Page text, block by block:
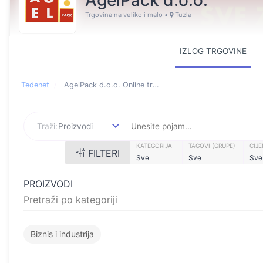
Trgovina na veliko i malo • Tuzla
IZLOG TRGOVINE
Tedenet AgelPack d.o.o. Online trgovina
Online store featuring
Traži:Proizvodi
FILTERI
KATEGORIJA
Sve
TAGOVI (GRUPE)
Sve Sve
PROIZVODI
Pretraži po kategoriji
Biznis i industrija